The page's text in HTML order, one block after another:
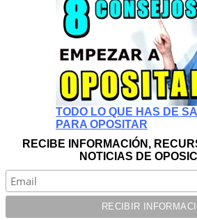
TODO LO QUE HAS DE
PARA OPOSITAR
RECIBE INFORMACIÓN,
NOTICIAS DE